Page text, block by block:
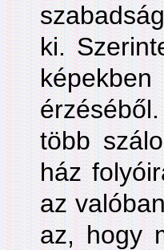
ki.
több
ház
az
az, hogy